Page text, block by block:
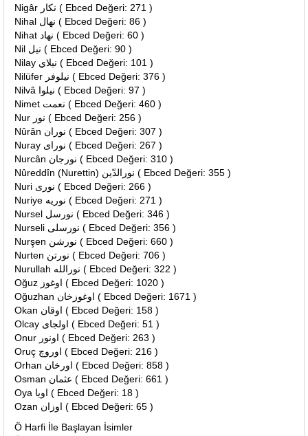
Nigâr نكار ( Ebced Değeri: 271 )
Nihal نهال ( Ebced Değeri: 86 )
Nihat نهاد ( Ebced Değeri: 60 )
Nil نيل ( Ebced Değeri: 90 )
Nilay نيلاي ( Ebced Değeri: 101 )
Nilüfer نيلوفر ( Ebced Değeri: 376 )
Nilvâ نيلوا ( Ebced Değeri: 97 )
Nimet نعمت ( Ebced Değeri: 460 )
Nur نور ( Ebced Değeri: 256 )
Nûrân نوران ( Ebced Değeri: 307 )
Nuray نوراى ( Ebced Değeri: 267 )
Nurcân نورجان ( Ebced Değeri: 310 )
Nûreddîn (Nurettin) نورالدّين ( Ebced Değeri: 355 )
Nuri نورى ( Ebced Değeri: 266 )
Nuriye نوريه ( Ebced Değeri: 271 )
Nursel نورسل ( Ebced Değeri: 346 )
Nurseli نورسلى ( Ebced Değeri: 356 )
Nurşen نورشن ( Ebced Değeri: 660 )
Nurten نورتن ( Ebced Değeri: 706 )
Nurullah نورالله ( Ebced Değeri: 322 )
Oğuz اوغوز ( Ebced Değeri: 1020 )
Oğuzhan اوغوزخان ( Ebced Değeri: 1671 )
Okan اوقان ( Ebced Değeri: 158 )
Olcay اولجاى ( Ebced Değeri: 51 )
Onur اونور ( Ebced Değeri: 263 )
Oruç اوروچ ( Ebced Değeri: 216 )
Orhan اورخان ( Ebced Değeri: 858 )
Osman عثمان ( Ebced Değeri: 661 )
Oya اويا ( Ebced Değeri: 18 )
Ozan اوزان ( Ebced Değeri: 65 )
Ö Harfi İle Başlayan İsimler